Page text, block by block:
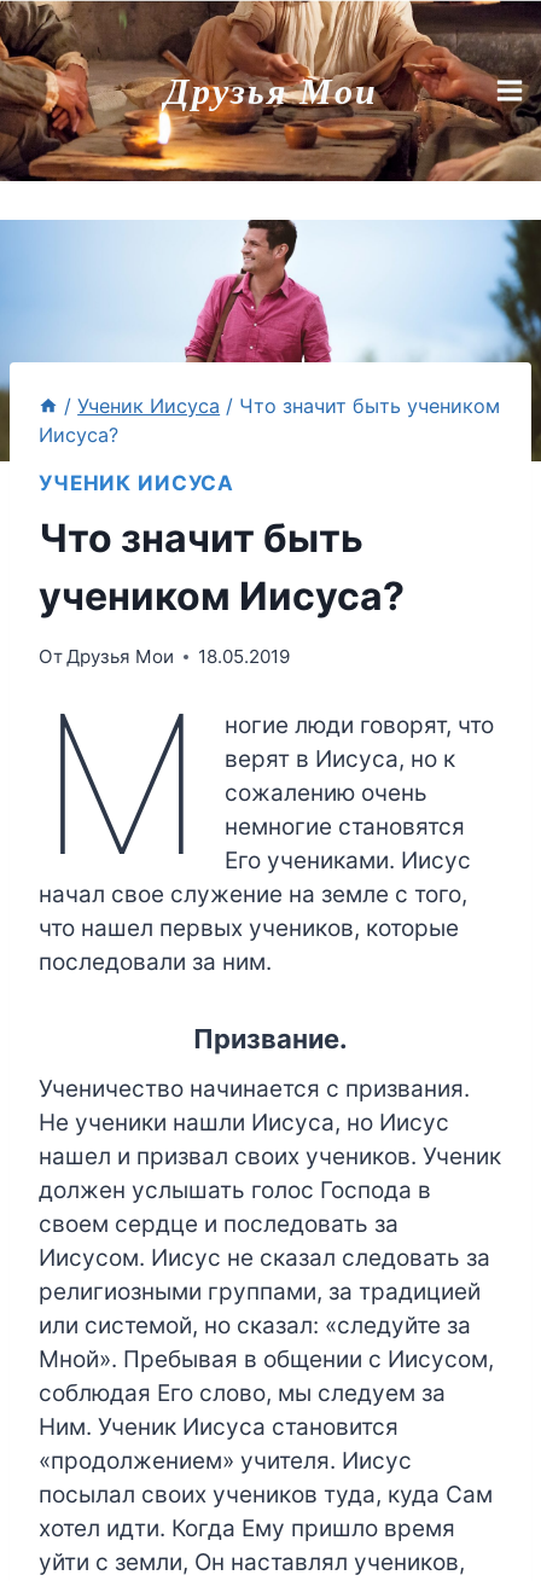
Перейти
к
содержимомуДрузья Мои
/ Ученик Иисуса / Что значит быть учеником
Иисуса?
УЧЕНИК ИИСУСА
Что значит быть
учеником Иисуса?
ОтДрузья Мои 18.05.2019
М
ногие люди говорят, что
верят в Иисуса, но к
сожалению очень
немногие становятся
Его учениками. Иисус
начал свое служение на земле с того,
что нашел первых учеников, которые
последовали за ним.
Призвание.
Ученичество начинается с призвания.
Не ученики нашли Иисуса, но Иисус
нашел и призвал своих учеников. Ученик
должен услышать голос Господа в
своем сердце и последовать за
Иисусом. Иисус не сказал следовать за
религиозными группами, за традицией
или системой, но сказал: «следуйте за
Мной». Пребывая в общении с Иисусом,
соблюдая Его слово, мы следуем за
Ним. Ученик Иисуса становится
«продолжением» учителя. Иисус
посылал своих учеников туда, куда Сам
хотел идти. Когда Ему пришло время
уйти с земли, Он наставлял учеников,